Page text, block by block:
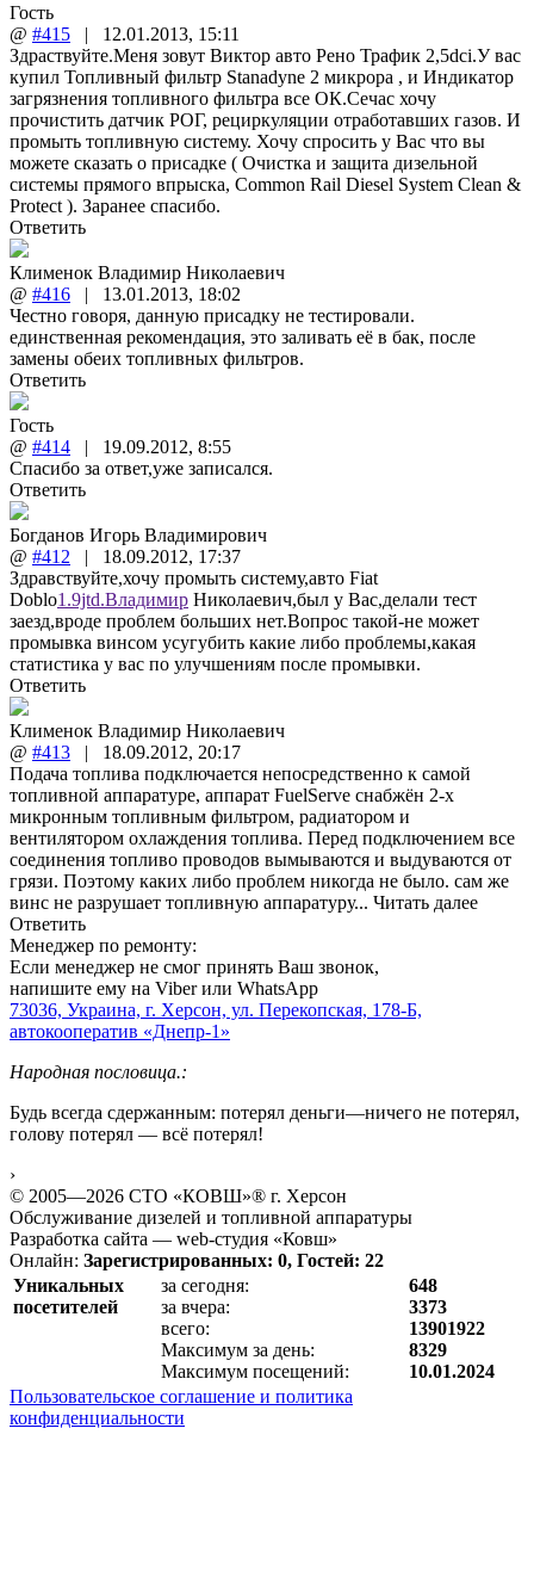
Гость
@ #415 | 12.01.2013, 15:11
Здраствуйте.Меня зовут Виктор авто Рено Трафик 2,5dci.У вас
купил Топливный фильтр Stanadyne 2 микрора , и Индикатор
загрязнения топливного фильтра все ОК.Сечас хочу
прочистить датчик РОГ, рециркуляции отработавших газов. И
промыть топливную систему. Хочу спросить у Вас что вы
можете сказать о присадке ( Очистка и защита дизельной
системы прямого впрыска, Common Rail Diesel System Clean &
Protect ). Заранее спасибо.
Ответить
Клименок Владимир Николаевич
@ #416 | 13.01.2013, 18:02
Честно говоря, данную присадку не тестировали.
единственная рекомендация, это заливать её в бак, после
замены обеих топливных фильтров.
Ответить
Гость
@ #414 | 19.09.2012, 8:55
Спасибо за ответ,уже записался.
Ответить
Богданов Игорь Владимирович
@ #412 | 18.09.2012, 17:37
Здравствуйте,хочу промыть систему,авто Fiat
Doblo1.9jtd.Владимир Николаевич,был у Вас,делали тест
заезд,вроде проблем больших нет.Вопрос такой-не может
промывка винсом усугубить какие либо проблемы,какая
статистика у вас по улучшениям после промывки.
Ответить
Клименок Владимир Николаевич
@ #413 | 18.09.2012, 20:17
Подача топлива подключается непосредственно к самой
топливной аппаратуре, аппарат FuelServe снабжён 2-х
микронным топливным фильтром, радиатором и
вентилятором охлаждения топлива. Перед подключением все
соединения топливо проводов вымываются и выдуваются от
грязи. Поэтому каких либо проблем никогда не было. сам же
винс не разрушает топливную аппаратуру... Читать далее
Ответить
Менеджер по ремонту:
Если менеджер не смог принять Ваш звонок,
напишите ему на Viber или WhatsApp
73036, Украина, г. Херсон, ул. Перекопская, 178-Б,
автокооператив «Днепр-1»
Народная пословица.:
Будь всегда сдержанным: потерял деньги—ничего не потерял,
голову потерял — всё потерял!
›
© 2005—2026 СТО «КОВШ»® г. Херсон
Обслуживание дизелей и топливной аппаратуры
Разработка сайта — web-студия «Ковш»
Онлайн: Зарегистрированных: 0, Гостей: 22
Уникальных
посетителей
за сегодня:
за вчера:
всего:
Максимум за день:
Максимум посещений:
648
3373
13901922
8329
10.01.2024
Пользовательское соглашение и политика
конфиденциальности